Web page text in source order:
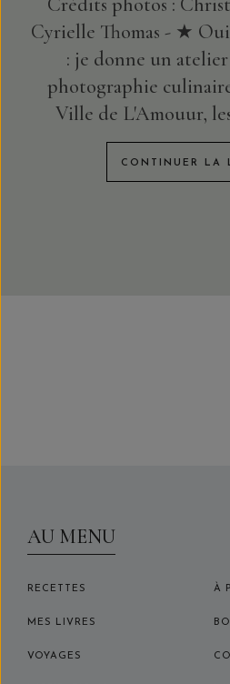
Cyrielle Thomas - ★
: je donne un
photographie
Ville de L'Amouur,
CONTINUER LA
AU MENU
RECETTES
MES LIVRES
VOYAGES
À